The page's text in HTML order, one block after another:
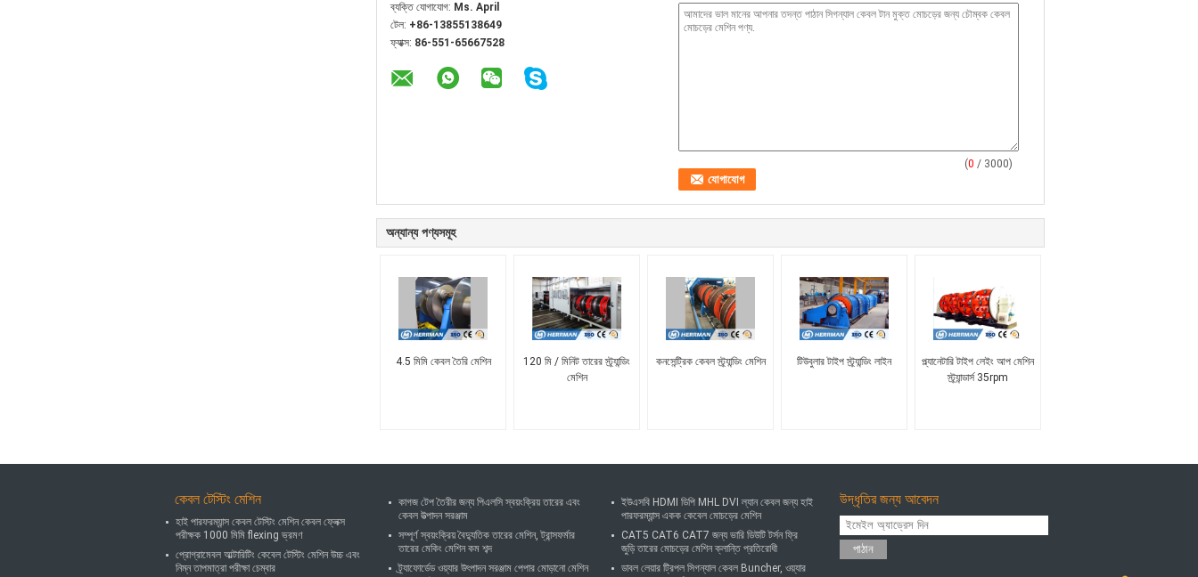
ব্যক্তি যোগাযোগ: Ms. April
টেল: +86-13855138649
ফ্যাক্স: 86-551-65667528
(0 / 3000)
অন্যান্য পণ্যসমূহ
4.5 মিমি কেবল তৈরি মেশিন
120 মি / মিনিট তারের স্ট্র্যান্ডিং
মেশিন
কনসেন্ট্রিক কেবল স্ট্র্যান্ডিং মেশিন টিউবুলার টাইপ স্ট্র্যান্ডিং লাইন
প্ল্যানেটারি টাইপ লেইং আপ মেশিন
স্ট্র্যান্ডার্স 35rpm
কেবল টেস্টিং মেশিন
হাই পারফরম্যান্স কেবল টেস্টিং মেশিন কেবল ফ্লেক্স
পরীক্ষক 1000 মিমি flexing ভ্রমণ
প্রোগ্রামেবল আল্টারিটিং কেবেল টেস্টিং মেশিন উচ্চ এবং
নিম্ন তাপমাত্রা পরীক্ষা চেম্বার
কাগজ টেপ তৈরীর জন্য পিএলসি স্বয়ংক্রিয় তারের এবং
কেবল উত্পাদন সরঞ্জাম
সম্পূর্ণ স্বয়ংক্রিয় বৈদ্যুতিক তারের মেশিন, ট্রান্সফর্মার
তারের মেকিং মেশিন কম শব্দ
ট্র্যাফোর্ডেড ওয়্যার উৎপাদন সরঞ্জাম পেপার মোড়ানো মেশিন
ইউএসবি HDMI ডিপি MHL DVI ল্যান কেবল জন্য হাই
পারফরম্যান্স একক কেবেল মোচড়ের মেশিন
CAT5 CAT6 CAT7 জন্য ভারি ডিউটি ​​টর্সন ফ্রি
জুড়ি তারের মোচড়ের মেশিন ক্লান্তি প্রতিরোধী
ডাবল লেয়ার ট্রিপল সিগন্যাল কেবল Buncher, ওয়্যার
উদ্ধৃতির জন্য আবেদন
পাঠান